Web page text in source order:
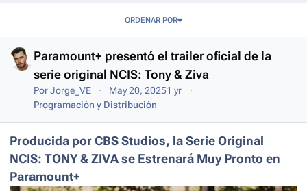
ORDENAR POR
Paramount+ presentó el trailer oficial de la
serie original NCIS: Tony & Ziva
PorJorge_VE May 20, 20251 yr
Programación y Distribución
Producida por CBS Studios, la Serie Original
NCIS: TONY & ZIVA se Estrenará Muy Pronto en
Paramount+